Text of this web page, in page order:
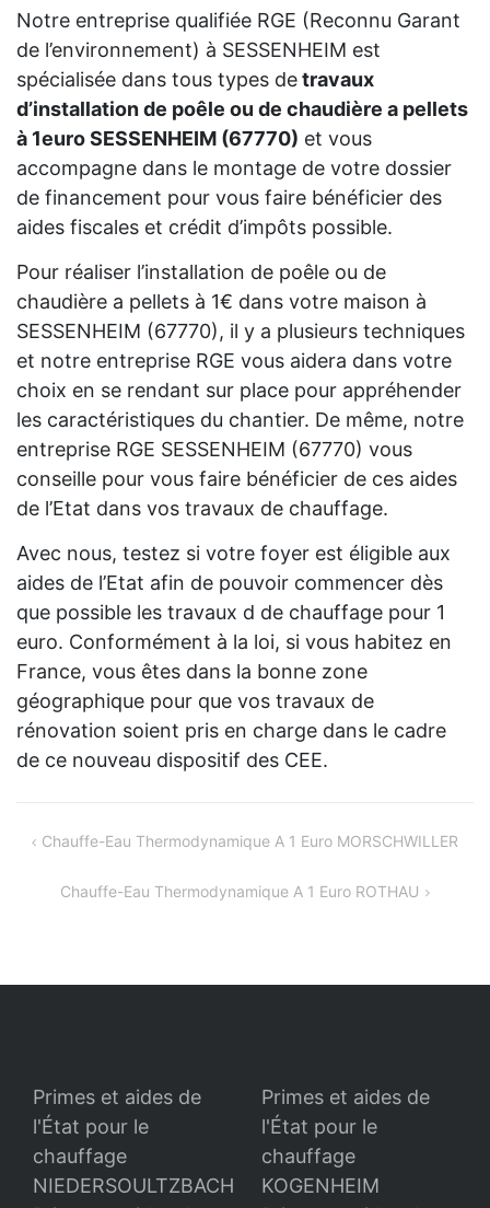
Notre entreprise qualifiée RGE (Reconnu Garant
de l’environnement) à SESSENHEIM est
spécialisée dans tous types detravaux
d’installation de poêle ou de chaudière a pellets
à 1euro SESSENHEIM (67770) et vous
accompagne dans le montage de votre dossier
de financement pour vous faire bénéficier des
aides fiscales et crédit d’impôts possible.
Pour réaliser l’installation de poêle ou de
chaudière a pellets à 1€ dans votre maison à
SESSENHEIM (67770), il y a plusieurs techniques
et notre entreprise RGE vous aidera dans votre
choix en se rendant sur place pour appréhender
les caractéristiques du chantier. De même, notre
entreprise RGE SESSENHEIM (67770) vous
conseille pour vous faire bénéficier de ces aides
de l’Etat dans vos travaux de chauffage.
Avec nous, testez si votre foyer est éligible aux
aides de l’Etat afin de pouvoir commencer dès
que possible les travaux d de chauffage pour 1
euro. Conformément à la loi, si vous habitez en
France, vous êtes dans la bonne zone
géographique pour que vos travaux de
rénovation soient pris en charge dans le cadre
de ce nouveau dispositif des CEE.
Navigation
Chauffe-Eau Thermodynamique A 1 Euro MORSCHWILLER
Chauffe-Eau Thermodynamique A 1 Euro ROTHAU
Primes et aides de
l'État pour le
chauffage
NIEDERSOULTZBACH
Primes et aides de
l'État pour le
chauffage
KOGENHEIM